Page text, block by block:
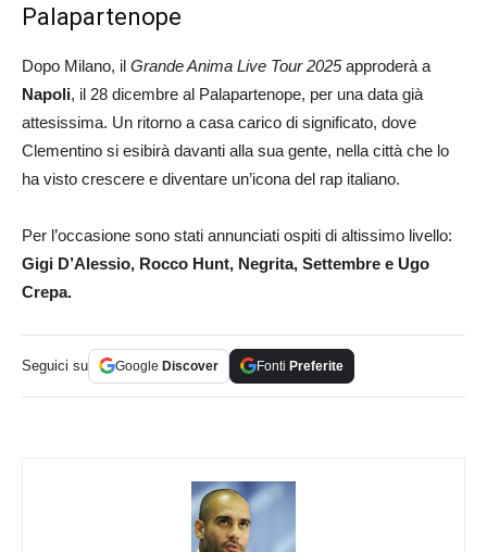
Palapartenope
Dopo Milano, il Grande Anima Live Tour 2025approderà a
Napoli, il 28 dicembre al Palapartenope, per una data già
attesissima. Un ritorno a casa carico di significato, dove
Clementino si esibirà davanti alla sua gente, nella città che lo
ha visto crescere e diventare un’icona del rap italiano.
Per l’occasione sono stati annunciati ospiti di altissimo livello:
Gigi D’Alessio, Rocco Hunt, Negrita, Settembre e Ugo
Crepa.
Seguici su Google Discover Fonti Preferite